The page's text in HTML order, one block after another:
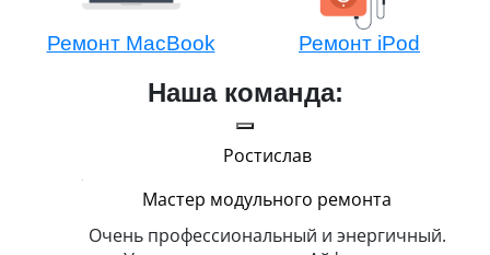
Ремонт MacBook Ремонт iPod
Наша команда:
Ростислав
Мастер модульного ремонта
Очень профессиональный и энергичный.